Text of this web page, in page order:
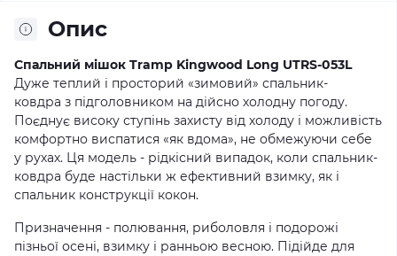
Опис
Спальний мішок Tramp Kingwood Long UTRS-053L
Дуже теплий і просторий «зимовий» спальник-
ковдра з підголовником на дійсно холодну погоду.
Поєднує високу ступінь захисту від холоду і можливість
комфортно виспатися «як вдома», не обмежуючи себе
у рухах. Ця модель - рідкісний випадок, коли спальник-
ковдра буде настільки ж ефективний взимку, як і
спальник конструкції кокон.
Призначення - полювання, риболовля і подорожі
пізньої осені, взимку і ранньою весною. Підійде для